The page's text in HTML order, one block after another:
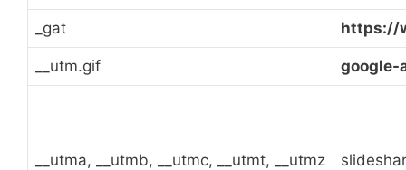
_gat https://
__utm.gif google-
__utma, __utmb, __utmc, __utmt, __utmz